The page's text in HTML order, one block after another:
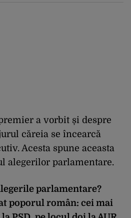
a vorbit și despre
căreia se încearcă
Acesta spune aceasta
alegerilor parlamentare.
parlamentare?
poporul român: cei mai